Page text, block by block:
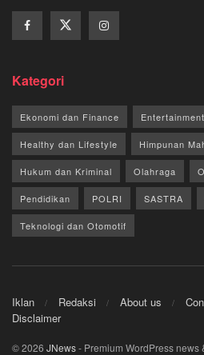
Kategori
Ekonomi dan Finance Entertainment
Healthy dan Lifestyle Himpunan
Hukum dan Kriminal Olahraga
Pendidikan POLRI SASTRA
Teknologi dan Otomotif
Iklan Redaksi About us
Disclaimer
© 2026 JNews- Premium WordPress news